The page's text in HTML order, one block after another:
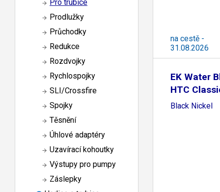
Pro trubice
Prodlužky
Průchodky
Redukce
Rozdvojky
Rychlospojky
SLI/Crossfire
Spojky
Těsnění
Úhlové adaptéry
Uzavírací kohoutky
Výstupy pro pumpy
Záslepky
na cestě -
31.08.2026
EK Water
HTC
Black Nickel